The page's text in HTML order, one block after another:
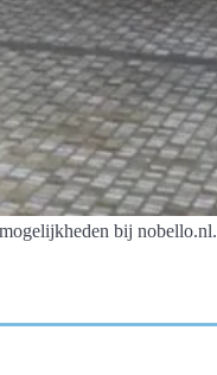
bij nobello.nl.